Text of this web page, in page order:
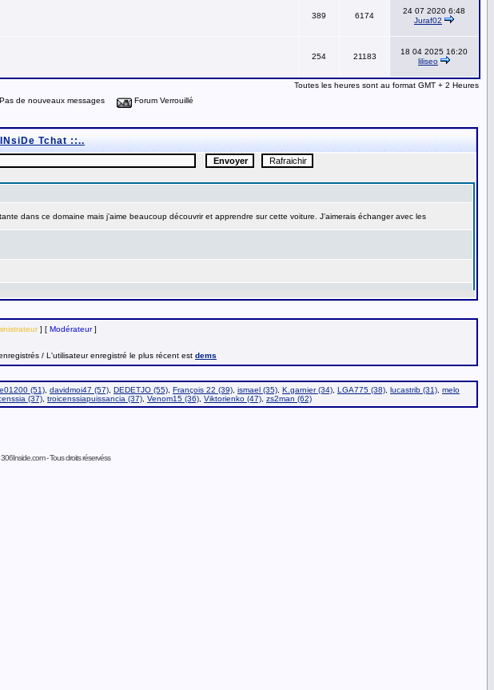
389 6174
24 07 2020 6:48
Juraf02
254 21183
18 04 2025 16:20
liliseo
Toutes les heures sont au format GMT + 2 Heures
Pas de nouveaux messages Forum Verrouillé
Tchat ::..
] [ Modérateur]
/ L'utilisateur enregistré le plus récent est dems
(51) davidmoi47 (57) DEDETJO (55) François 22 (39) ismael (35) K.garnier (34) LGA775 (38) lucastrib (31) melo
(37) troicenssiapuissancia (37) Venom15 (36) Viktorienko (47) zs2man (62)
- Tous droits réservéss